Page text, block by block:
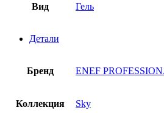
Вид Гель
Детали
Бренд ENEF
Коллекция Sky